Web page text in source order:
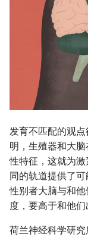
发育不匹配的观
明，生殖器和大
性特征，这就为
同的轨道提供了
性别者大脑与和
度，要高于和他们
荷兰神经科学研